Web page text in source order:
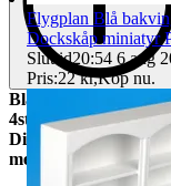
Blårutigt Caféset
4st stolar höjd ca
Diameter 7cm.
metall
Flygplan Blå
Dockskåp miniatyr
Sluttid20:54 6 aug
Pris:22 kr,Köp nu.